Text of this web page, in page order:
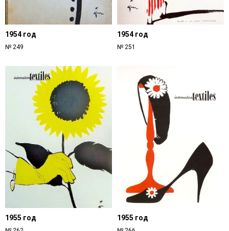
1954 год
№ 249
1954 год
№ 251
1955 год 1955 год